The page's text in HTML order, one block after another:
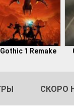
Gothic 1 Remake
СКОРО